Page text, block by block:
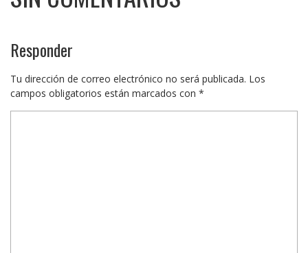
Responder
Tu dirección de correo electrónico no será publicada. Los
campos obligatorios están marcados con *